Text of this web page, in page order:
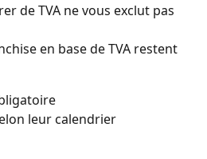
de TVA ne vous exclut pas
en base de TVA restent
leur calendrier